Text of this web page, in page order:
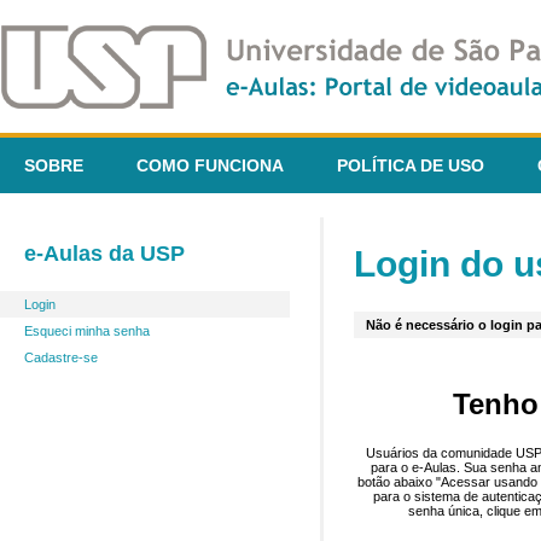
SOBRE COMO FUNCIONA POLÍTICA DE USO
e-Aulas da USP
Login
Esqueci minha senha
Cadastre-se
Login do
Não é necessário o login
Usuários da comunidade
para o e-Aulas. Sua senha
botão abaixo "Acessar
para o sistema de
senha única, clique